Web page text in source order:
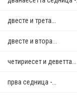
двестe и трета...
двестe и втора...
четириесет и деветта...
прва седница -...